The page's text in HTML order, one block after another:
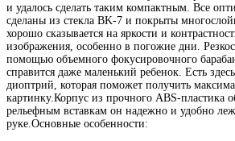
и удалось сделать таким компактным. Все
сделаны из стекла BK-7 и покрыты
хорошо сказывается на яркости и
изображения, особенно в погожие дни.
помощью объемного фокусировочного
справится даже маленький ребенок. Есть
диоптрий, которая поможет получить
картинку.Корпус из прочного ABS-пластика
рельефным вставкам он надежно и удобно
руке.Основные особенности: